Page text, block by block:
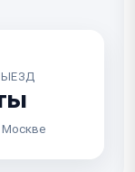
Москве